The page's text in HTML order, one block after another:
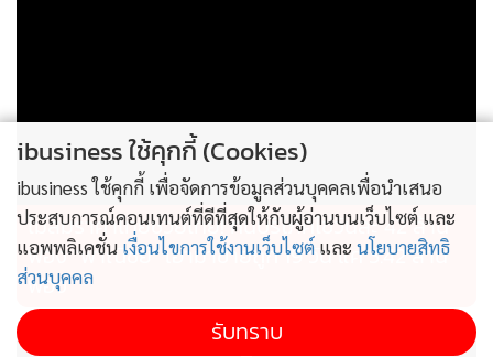
ไม่สมราคาไทยช่วยไทย! คนบริโภคไข่วันละ 42 ล้าน
ฟอง “พาณิชย์” เอามาขายถูก 19 วัน แค่ 3.42 ล้าน
ฟอง
ibusiness ใช้คุกกี้ (Cookies)
ibusiness ใช้คุกกี้ เพื่อจัดการข้อมูลส่วนบุคคลเพื่อนำเสนอ
ประสบการณ์คอนเทนต์ที่ดีที่สุดให้กับผู้อ่านบนเว็บไซต์ และ
แอพพลิเคชั่น เงื่อนไขการใช้งานเว็บไซต์ และ นโยบายสิทธิ
ส่วนบุคคล
รับทราบ